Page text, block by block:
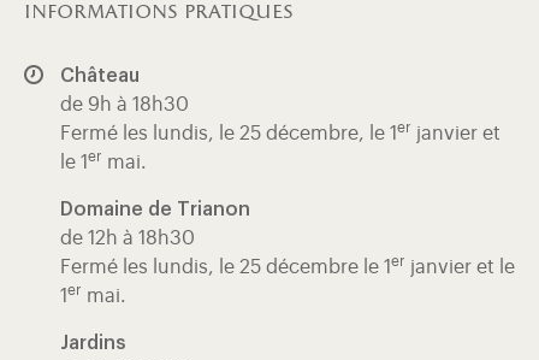
informations pratiques
Château
de 9h à 18h30
Fermé les lundis, le 25 décembre, le 1 er janvier et
le 1 er mai.
Domaine de Trianon
de 12h à 18h30
Fermé les lundis, le 25 décembre le 1 er janvier et le
1 er mai.
Jardins